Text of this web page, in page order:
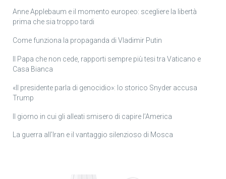
Anne Applebaum e il momento europeo: scegliere la libertà
prima che sia troppo tardi
Come funziona la propaganda di Vladimir Putin
Il Papa che non cede, rapporti sempre più tesi tra Vaticano e
Casa Bianca
«Il presidente parla di genocidio»: lo storico Snyder accusa
Trump
Il giorno in cui gli alleati smisero di capire l’America
La guerra all’Iran e il vantaggio silenzioso di Mosca